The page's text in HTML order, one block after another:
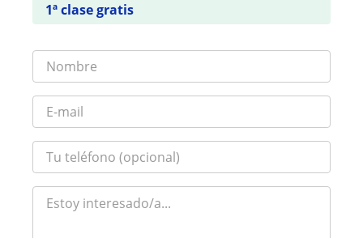
1ª clase gratis